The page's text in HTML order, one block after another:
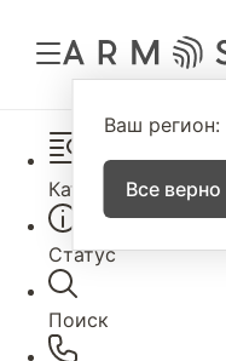
Ваш регион:
Все верно
Каталог
Статус
Поиск